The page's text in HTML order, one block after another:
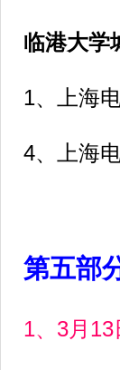
临港大学
1、上海
4、上海
第五部
1、3月